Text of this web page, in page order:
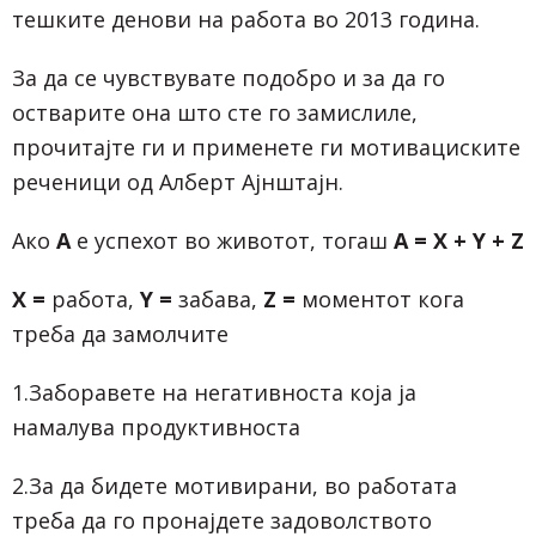
тешките денови на работа во 2013 година.
За да се чувствувате подобро и за да го
остварите она што сте го замислиле,
прочитајте ги и применете ги мотивациските
реченици од Алберт Ајнштајн.
Ако А е успехот во животот, тогаш А = X + Y + Z
X = работа, Y = забава, Z = моментот кога
треба да замолчите
1.Заборавете на негативноста која ја
намалува продуктивноста
2.За да бидете мотивирани, во работата
треба да го пронајдете задоволството